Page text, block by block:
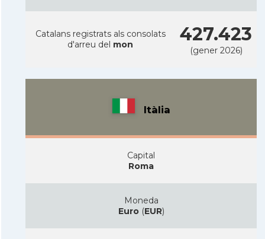
Catalans registrats als consolats
d'arreu del mon 427.423
(gener 2026)
Itàlia
Capital
Roma
Moneda
Euro(EUR)